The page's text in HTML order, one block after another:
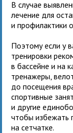
В случае
лечение для
и профилактики
Поэтому если у
тренировки
в бассейне и на
тренажеры,
до посещения
спортивные
и другие
чтобы избежать
на сетчатке.